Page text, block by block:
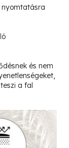
és nem
a fal